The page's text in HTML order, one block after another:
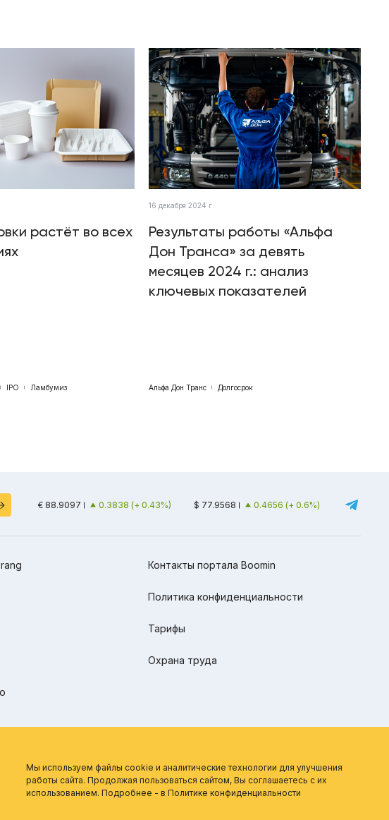
растёт во всех
IPO Ламбумиз
16 декабря 2024 г.
Результаты работы «Альфа
Дон Транса» за девять
месяцев 2024 г.: анализ
ключевых показателей
Альфа Дон Транс Долгосрок
€ 88.9097 0.3838 (+ 0.43%) $ 77.9568 0.4656 (+ 0.6%)
Контакты портала Boomin
Политика конфиденциальности
Тарифы
Охрана труда
Мы используем файлы cookie и аналитические технологии для улучшения
работы сайта. Продолжая пользоваться сайтом, Вы соглашаетесь с их
использованием. Подробнее - вПолитике конфиденциальности